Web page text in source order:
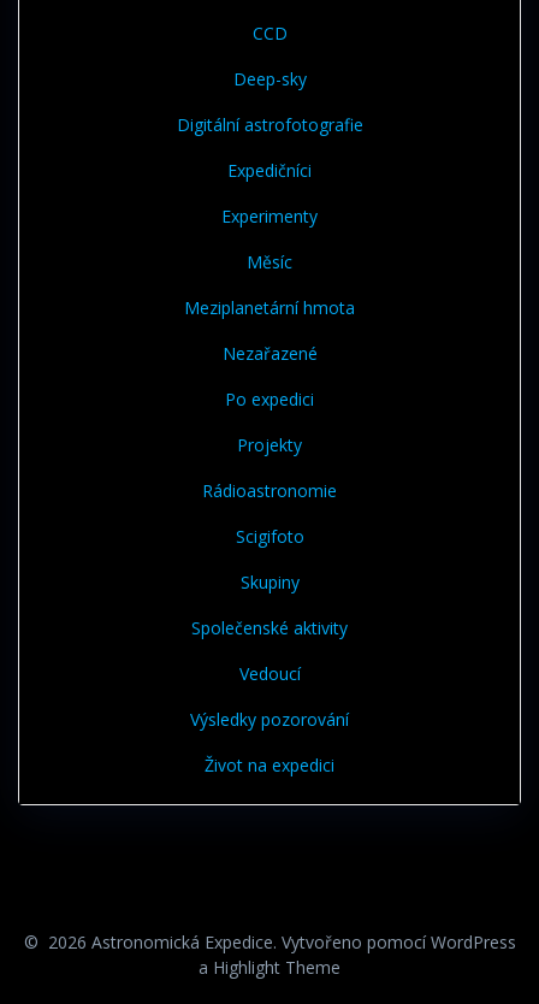
CCD
Deep-sky
Digitální astrofotografie
Expedičníci
Experimenty
Měsíc
Meziplanetární hmota
Nezařazené
Po expedici
Projekty
Rádioastronomie
Scigifoto
Skupiny
Společenské aktivity
Vedoucí
Výsledky pozorování
Život na expedici
© 2026 Astronomická Expedice. Vytvořeno pomocí WordPress
a Highlight Theme